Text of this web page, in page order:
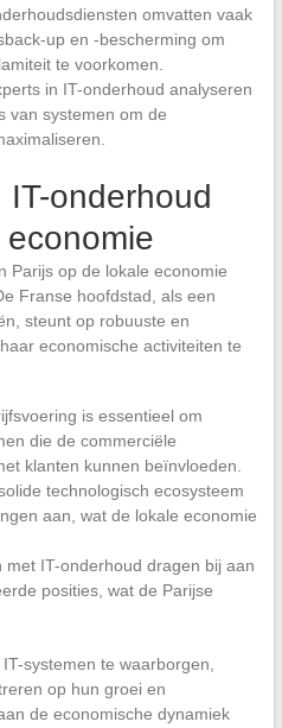
omvatten vaak
up en -bescherming om
te voorkomen.
in IT-onderhoud analyseren
van systemen om de
onderhoud
Parijs op de lokale economie
Franse hoofdstad, als een
steunt op robuuste en
economische activiteiten te
is essentieel om
die de commerciële
klanten kunnen beïnvloeden.
technologisch ecosysteem
aan, wat de lokale economie
IT-onderhoud dragen bij aan
posities, wat de Parijse
systemen te waarborgen,
op hun groei en
de economische dynamiek